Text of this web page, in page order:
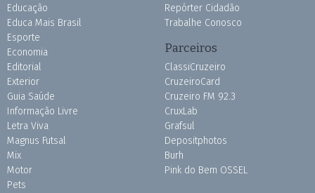
Educação
Educa Mais Brasil
Esporte
Economia
Editorial
Exterior
Guia Saúde
Informação Livre
Letra Viva
Magnus Futsal
Mix
Motor
Pets
Repórter Cidadão
Trabalhe Conosco
Parceiros
ClassiCruzeiro
CruzeiroCard
Cruzeiro FM 92.3
CruxLab
Grafsul
Depositphotos
Burh
Pink do Bem OSSEL